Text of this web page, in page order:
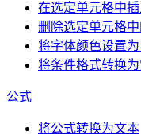
在选定单元格中
删除选定单元格
将字体颜色设置
将条件格式转换
公式
将公式转换为文本